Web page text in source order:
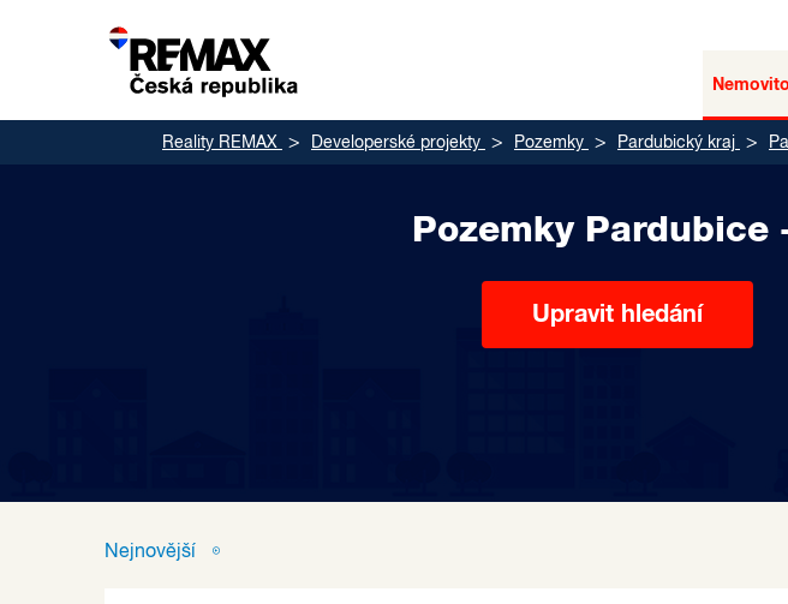
Reality REMAX Developerské projekty Pozemky Pardubický kraj
Pozemky
Upravit hledání
Nejnovější